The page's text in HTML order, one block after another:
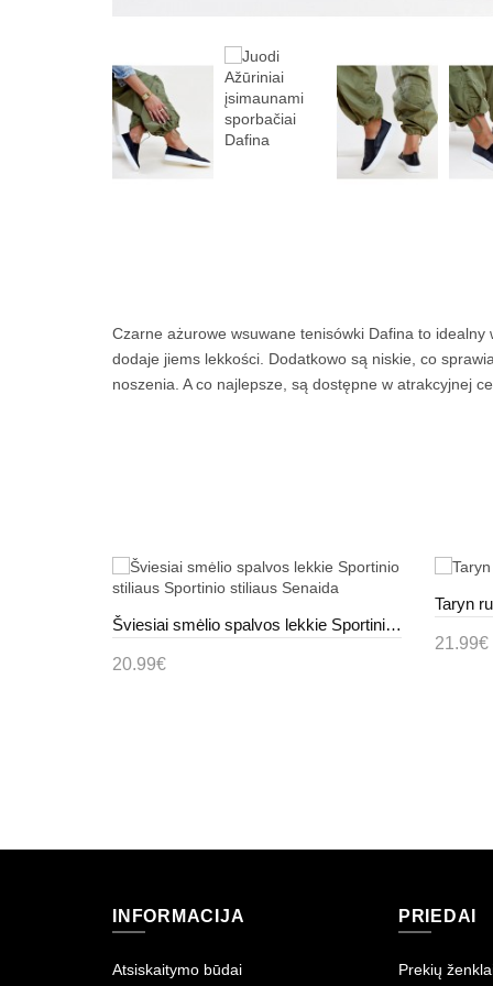
Czarne ażurowe wsuwane tenisówki Dafina to
dodaje jiems lekkości. Dodatkowo są niskie, co
noszenia. A co najlepsze, są dostępne w atrakcyjnej
Šviesiai smėlio spalvos lekkie Sportinio stiliaus Sportinio stiliaus Senaida
20.99€
Taryn
21.99€
INFORMACIJA
Atsiskaitymo būdai
PRIEDAI
Prekių